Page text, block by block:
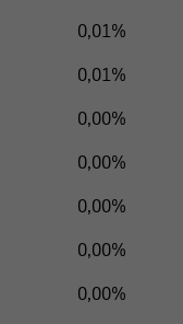
0,01%
0,01%
0,00%
0,00%
0,00%
0,00%
0,00%